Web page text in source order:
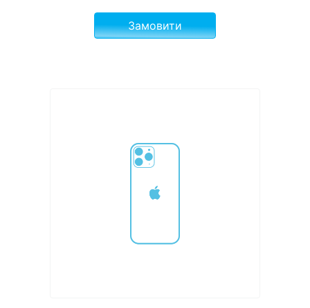
Замовити